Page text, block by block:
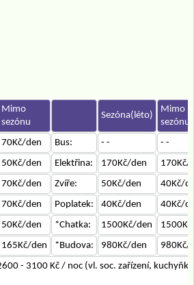
Mimo
sezónu
Sezóna(léto)
Mimo
sezónu
70Kč/den Bus: - -
- -
50Kč/den Elektřina: 170Kč/den
170Kč/
70Kč/den Zvíře: 50Kč/den
40Kč/
70Kč/den Poplatek: 40Kč/den
40Kč/
50Kč/den *Chatka: 1500Kč/den
165Kč/den *Budova: 980Kč/den
980Kč/
- 3100 Kč / noc (vl. soc. zařízení,